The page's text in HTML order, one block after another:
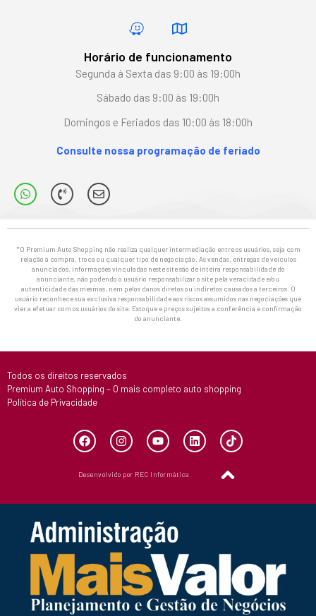
Horário de funcionamento
Segunda à Sexta das 9:00 às 19:00h
Sábado das 9:00 às 19:00h
Domingos e Feriados das 10:00 às 18:00h
Consulte nossa programação de feriado
*O Premium Auto Shopping não realiza qualquer intermediação entre os usuários, seja com
relação à compra, troca ou qualquer tipo de negociação. As vendas, entregas de veículos
anunciados, informações vinculadas neste site são de inteira responsabilidade do
anunciante, não podendo o usuário responsabilizar o site pela veracidade e/ou
autenticidade das mesmas, nem pelos danos diretos ou indiretos causados a terceiros. O
usuário reconhece sua exclusiva responsabilidade aos riscos assumidos nas negociações que
vier a efetuar com os usuários do site. Estoque e preços sujeitos a conferência e confirmação
do anunciante.
Todos os direitos reservados
Premium Auto Shopping – O mais completo auto shopping
Política de Privacidade
Desenvolvido por REC Informática